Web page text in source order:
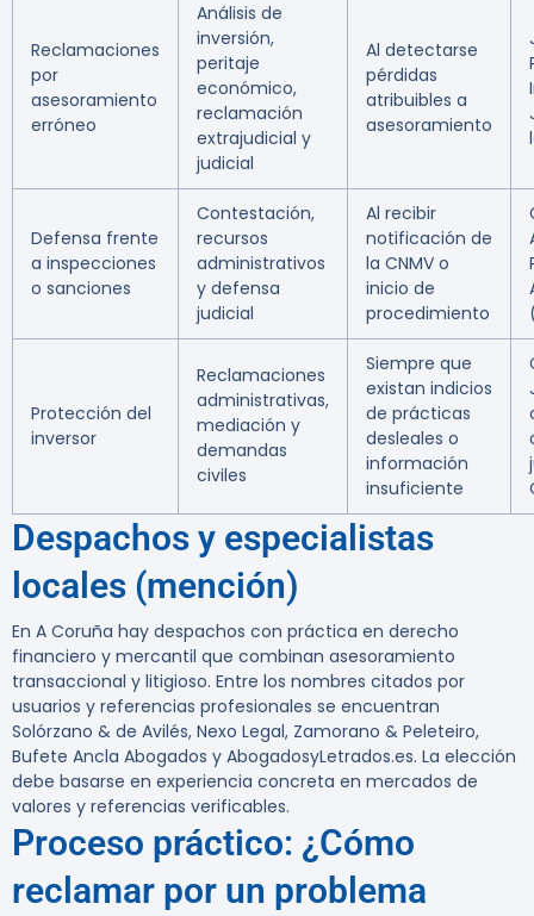
Reclamaciones
por
asesoramiento
erróneo
Análisis de
inversión,
peritaje
económico,
reclamación
extrajudicial y
judicial
Al detectarse
pérdidas
atribuibles a
asesoramiento
Defensa frente
a inspecciones
o sanciones
Contestación,
recursos
administrativos
y defensa
judicial
Al recibir
notificación de
la CNMV o
inicio de
procedimiento
Protección del
inversor
Reclamaciones
administrativas,
mediación y
demandas
civiles
Siempre que
existan indicios
de prácticas
desleales o
información
insuficiente
Despachos y especialistas
locales (mención)
En A Coruña hay despachos con práctica en derecho
financiero y mercantil que combinan asesoramiento
transaccional y litigioso. Entre los nombres citados por
usuarios y referencias profesionales se encuentran
Solórzano & de Avilés, Nexo Legal, Zamorano & Peleteiro,
Bufete Ancla Abogados y AbogadosyLetrados.es. La elección
debe basarse en experiencia concreta en mercados de
valores y referencias verificables.
Proceso práctico: ¿Cómo
reclamar por un problema